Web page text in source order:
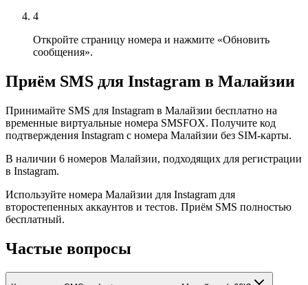
4
Откройте страницу номера и нажмите «Обновить
сообщения».
Приём SMS для Instagram в Малайзии
Принимайте SMS для Instagram в Малайзии бесплатно на
временные виртуальные номера SMSFOX. Получите код
подтверждения Instagram с номера Малайзии без SIM-карты.
В наличии 6 номеров Малайзии, подходящих для регистрации
в Instagram.
Используйте номера Малайзии для Instagram для
второстепенных аккаунтов и тестов. Приём SMS полностью
бесплатный.
Частые вопросы